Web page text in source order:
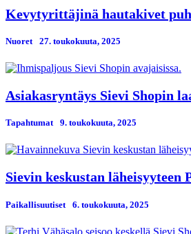
Kevytyrittäjinä hautakivet
Nuoret 27. toukokuuta, 2025
Asiakasryntäys Sievi Shopin
Tapahtumat 9. toukokuuta, 2025
Sievin keskustan
Paikallisuutiset 6. toukokuuta, 2025